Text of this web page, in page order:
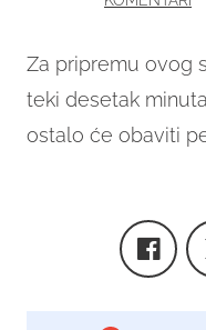
Za pripremu ovog
teki desetak
ostalo će obaviti